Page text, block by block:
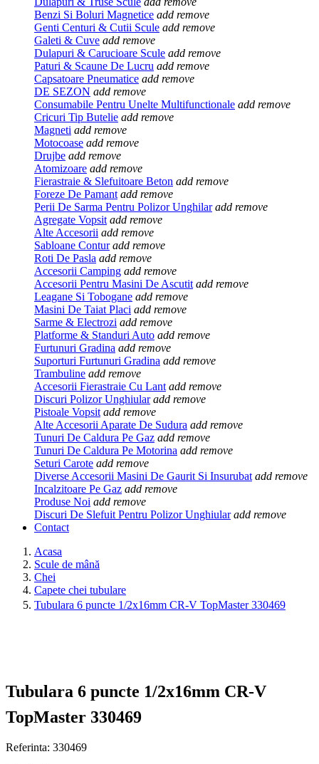
Benzi Si Boluri Magnetice add remove
Genti Centuri & Cutii Scule add remove
Galeti & Cuve add remove
Dulapuri & Carucioare Scule add remove
Paturi & Scaune De Lucru add remove
Capsatoare Pneumatice add remove
DE SEZON add remove
Consumabile Pentru Unelte Multifunctionale add remove
Cricuri Tip Butelie add remove
Magneti add remove
Motocoase add remove
Drujbe add remove
Atomizoare add remove
Fierastraie & Slefuitoare Beton add remove
Foreze De Pamant add remove
Perii De Sarma Pentru Polizor Unghilar add remove
Agregate Vopsit add remove
Alte Accesorii add remove
Sabloane Contur add remove
Roti De Pasla add remove
Accesorii Camping add remove
Accesorii Pentru Masini De Ascutit add remove
Leagane Si Tobogane add remove
Masini De Taiat Placi add remove
Sarme & Electrozi add remove
Platforme & Standuri Auto add remove
Furtunuri Gradina add remove
Suporturi Furtunuri Gradina add remove
Trambuline add remove
Accesorii Fierastraie Cu Lant add remove
Discuri Polizor Unghiular add remove
Pistoale Vopsit add remove
Alte Accesorii Aparate De Sudura add remove
Tunuri De Caldura Pe Gaz add remove
Tunuri De Caldura Pe Motorina add remove
Seturi Carote add remove
Diverse Accesorii Masini De Gaurit Si Insurubat add remove
Incalzitoare Pe Gaz add remove
Produse Noi add remove
Discuri De Slefuit Pentru Polizor Unghiular add remove
Contact
Acasa
Scule de mână
Chei
Capete chei tubulare
Tubulara 6 puncte 1/2x16mm CR-V TopMaster 330469
Tubulara 6 puncte 1/2x16mm CR-V
TopMaster 330469
Referinta: 330469